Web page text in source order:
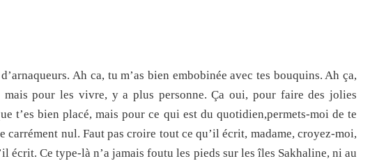
Ah ca, tu m’as bien embobinée avec tes bouquins. Ah ça,
mais pour les vivre, y a plus personne. Ça oui, pour faire des jolies
t’es bien placé, mais pour ce qui est du quotidien,permets-moi de te
carrément nul. Faut pas croire tout ce qu’il écrit, madame, croyez-moi,
écrit. Ce type-là n’a jamais foutu les pieds sur les îles Sakhaline, ni au